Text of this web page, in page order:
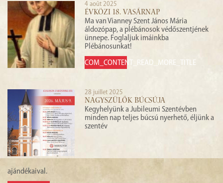
4 août 2025
ÉVKÖZI 18. VASÁRNAP
Ma van Vianney Szent János Mária
áldozópap, a plébánosok védőszentjének
ünnepe. Foglaljuk imáinkba
Plébánosunkat!
COM_CONTENT_READ_MORE_TITLE
28 juillet 2025
NAGYSZÜLŐK BÚCSÚJA
Kegyhelyünk a Jubileumi Szentévben
minden nap teljes búcsú nyerhető, éljünk a
szentév
ajándékaival.